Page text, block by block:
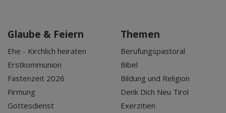
Glaube & Feiern
Ehe - Kirchlich heiraten
Erstkommunion
Fastenzeit 2026
Firmung
Gottesdienst
Themen
Berufungspastoral
Bibel
Bildung und Religion
Denk Dich Neu Tirol
Exerzitien